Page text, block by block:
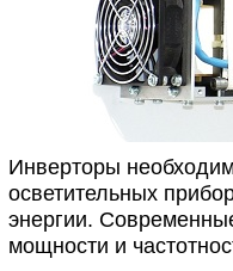
Инверторы
осветительных
энергии.
мощности и